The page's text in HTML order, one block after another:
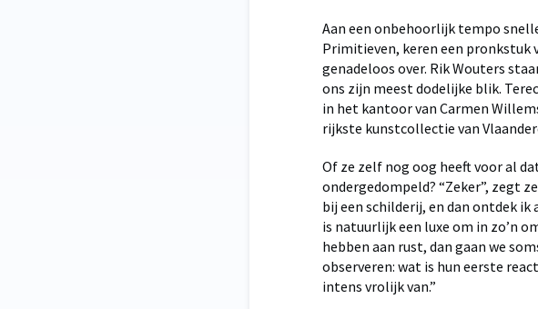
Aan een onbehoorlijk tempo
Primitieven, keren een pronkstuk
genadeloos over. Rik Wouters
ons zijn meest dodelijke blik.
in het kantoor van Carmen
rijkste kunstcollectie van
Of ze zelf nog oog heeft voor al
ondergedompeld? “Zeker”, zegt
bij een schilderij, en dan ontdek
is natuurlijk een luxe om in zo’n
hebben aan rust, dan gaan we
observeren: wat is hun eerste
intens vrolijk van.”